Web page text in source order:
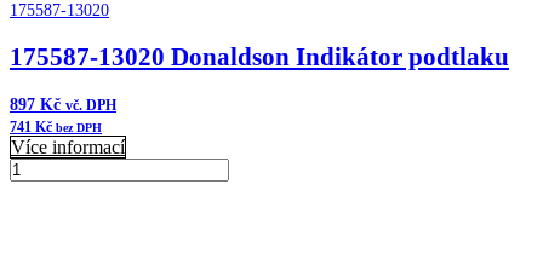
175587-13020
175587-13020 Donaldson Indikátor podtlaku
897 Kč vč. DPH
741 Kč bez DPH
Více informací
175587-